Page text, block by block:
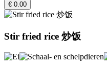
€ 0.00
Stir fried rice 炒饭